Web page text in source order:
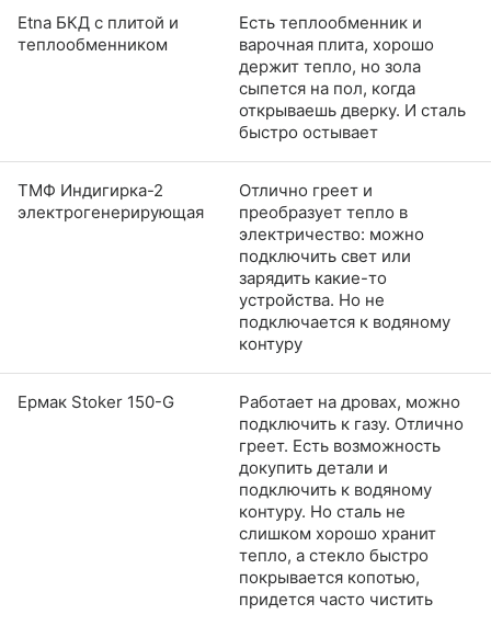
Etna БКД с плитой и
теплообменником
Есть теплообменник и
варочная плита, хорошо
держит тепло, но зола
сыпется на пол, когда
открываешь дверку. И сталь
быстро остывает
ТМФ Индигирка-2
электрогенерирующая
Отлично греет и
преобразует тепло в
электричество: можно
подключить свет или
зарядить какие-то
устройства. Но не
подключается к водяному
контуру
Ермак Stoker 150-G
Работает на дровах, можно
подключить к газу. Отлично
греет. Есть возможность
докупить детали и
подключить к водяному
контуру. Но сталь не
слишком хорошо хранит
тепло, а стекло быстро
покрывается копотью,
придется часто чистить